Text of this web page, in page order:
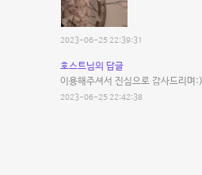
2023-06-25 22:39:31
호스트님의 답글
이용해주셔서 진심으로 감사드리
2023-06-25 22:42:38